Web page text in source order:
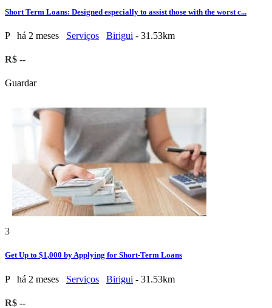
Short Term Loans: Designed especially to assist those with the worst c...
P há 2 meses Serviços Birigui - 31.53km
R$ --
Guardar
3
Get Up to $1,000 by Applying for Short-Term Loans
P há 2 meses Serviços Birigui - 31.53km
R$ --